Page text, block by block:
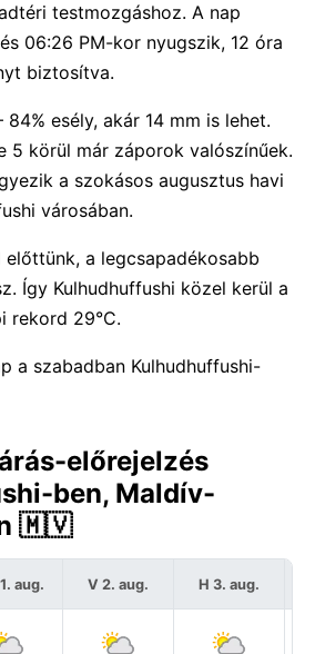
testmozgáshoz. A nap
06:26 PM-kor nyugszik, 12 óra
biztosítva.
esély, akár 14 mm is lehet.
5 körül már záporok valószínűek.
a szokásos augusztus havi
városában.
a legcsapadékosabb
Így Kulhudhuffushi közel kerül a
rekord 29°C.
a szabadban Kulhudhuffushi-
előrejelzés
ben, Maldív-
🇲🇻
aug. V 2. aug. H 3. aug.